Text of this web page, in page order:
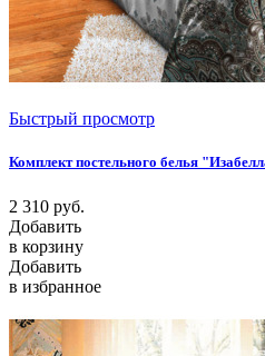
Быстрый просмотр
Комплект постельного белья
2 310 руб.
Добавить
в корзину
Добавить
в избранное